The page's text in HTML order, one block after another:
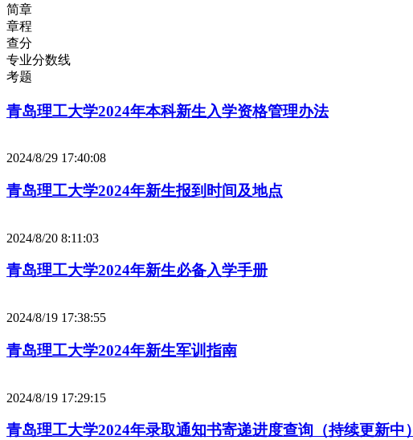
简章
章程
查分
专业分数线
考题
青岛理工大学2024年本科新生入学资格管理办法
2024/8/29 17:40:08
青岛理工大学2024年新生报到时间及地点
2024/8/20 8:11:03
青岛理工大学2024年新生必备入学手册
2024/8/19 17:38:55
青岛理工大学2024年新生军训指南
2024/8/19 17:29:15
青岛理工大学2024年录取通知书寄递进度查询（持续更新中）